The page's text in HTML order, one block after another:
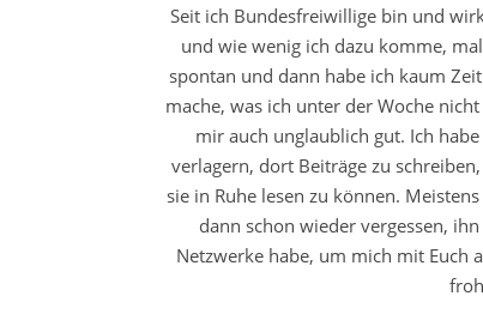
Seit ich Bundesfreiwillige bin und
und wie wenig ich dazu komme,
spontan und dann habe ich kaum
mache, was ich unter der Woche
mir auch unglaublich gut. Ich
verlagern, dort Beiträge zu
sie in Ruhe lesen zu können.
dann schon wieder vergessen,
Netzwerke habe, um mich mit Euch